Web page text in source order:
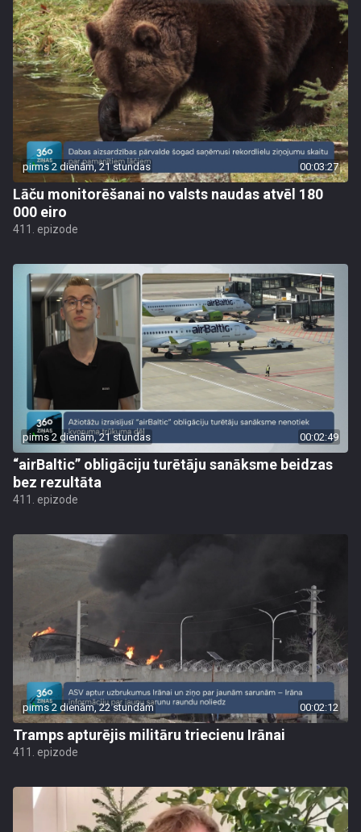
pirms 2 dienām, 21 stundas 00:03:27
Lāču monitorēšanai no valsts naudas atvēl 180
000 eiro
411. epizode
pirms 2 dienām, 21 stundas 00:02:49
“airBaltic” obligāciju turētāju sanāksme beidzas
bez rezultāta
411. epizode
pirms 2 dienām, 22 stundām 00:02:12
Tramps apturējis militāru triecienu Irānai
411. epizode